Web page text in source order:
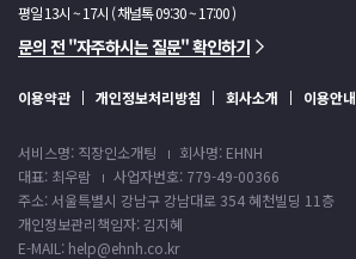
평일 13시 ~ 17시 ( 채널톡 09:30 ~ 17:00 )
문의 전 "자주하시는 질문" 확인하기
이용약관 개인정보처리방침 회사소개 이용안내
서비스명: 직장인소개팅
회사명: EHNH
대표: 최우람
사업자번호: 779-49-00366
주소: 서울특별시 강남구 강남대로 354 혜천빌딩 11층
개인정보관리책임자: 김지혜
E-MAIL: help@ehnh.co.kr